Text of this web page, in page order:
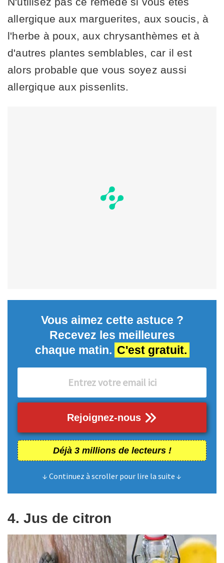
allergique aux marguerites, aux soucis, à
l'herbe à poux, aux chrysanthèmes et à
d'autres plantes semblables, car il est
alors probable que vous soyez aussi
allergique aux pissenlits.
Vous aimez cette astuce ?
Recevez les meilleures
chaque matin. C'est gratuit.
Rejoignez-nous
Déjà 3 millions de lecteurs !
↓ Continuez à scroller pour lire la suite ↓
4. Jus de citron